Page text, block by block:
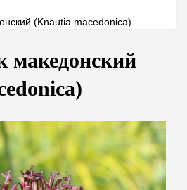
(Knautia macedonica)
македонский